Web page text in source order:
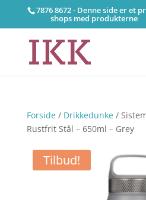
7876 8672 - Denne side er et
shops med produkterne
Forside/ Drikkedunke/
Rustfrit Stål – 650ml – Grey
Tilbud!